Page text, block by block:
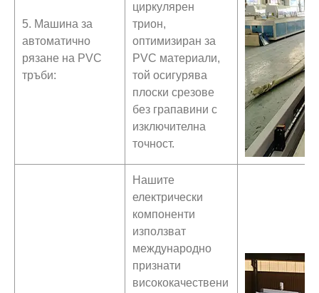
5. Машина за
автоматично
рязане на PVC
тръби:
циркулярен
трион,
оптимизиран за
PVC материали,
той осигурява
плоски срезове
без грапавини с
изключителна
точност.
Нашите
електрически
компоненти
използват
международно
признати
висококачествени